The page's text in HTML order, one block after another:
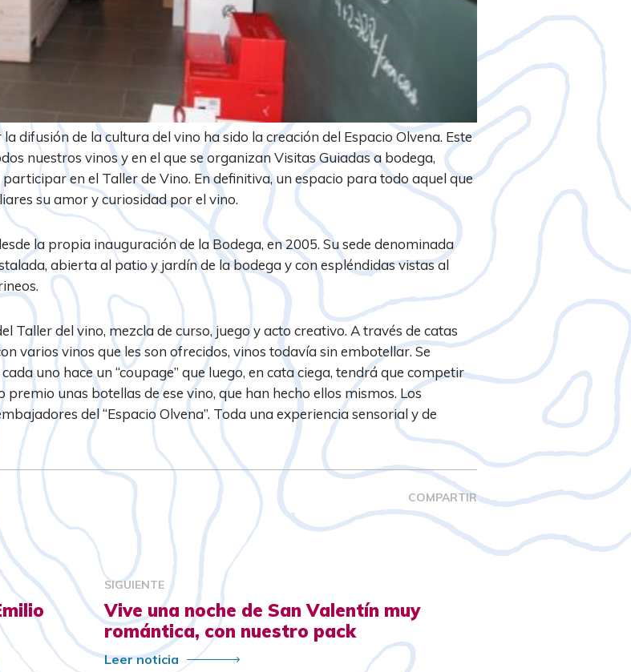
de la cultura del vino ha sido la creación del Espacio Olvena. Este
nuestros vinos y en el que se organizan Visitas Guiadas a bodega,
en el Taller de Vino. En definitiva, un espacio para todo aquel que
su amor y curiosidad por el vino.
la propia inauguración de la Bodega, en 2005. Su sede denominada
abierta al patio y jardín de la bodega y con espléndidas vistas al
Taller del vino, mezcla de curso, juego y acto creativo. A través de catas
varios vinos que les son ofrecidos, vinos todavía sin embotellar. Se
uno hace un “coupage” que luego, en cata ciega, tendrá que competir
unas botellas de ese vino, que han hecho ellos mismos. Los
del “Espacio Olvena”. Toda una experiencia sensorial y de
COMPARTIR
SIGUIENTE
Vive una noche de San Valentín muy
romántica, con nuestro pack
Leer noticia